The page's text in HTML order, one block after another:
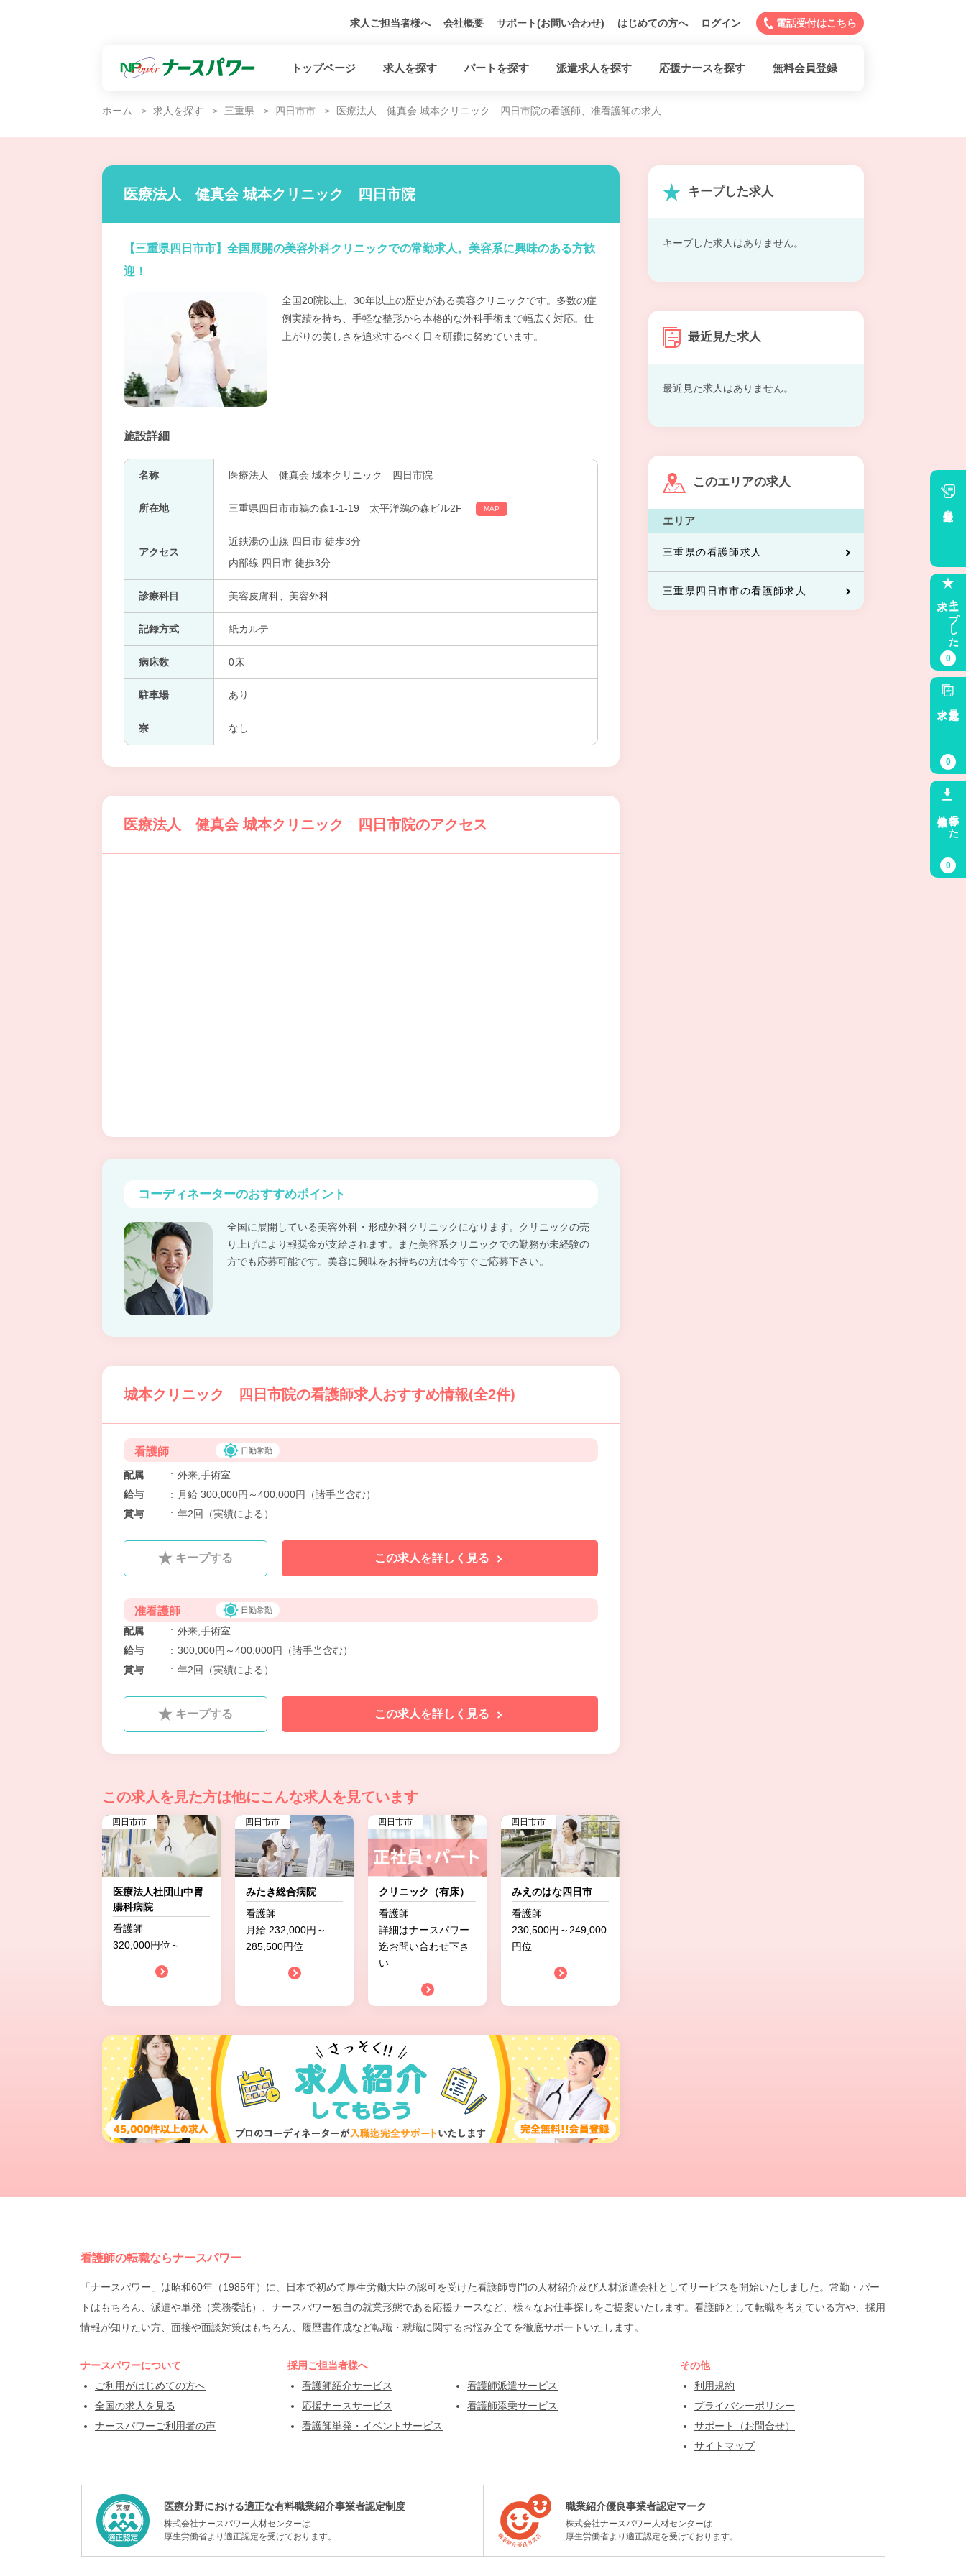
求人ご担当者様へ 会社概要 サポート(お問い合わせ) はじめての方へ ログイン 電話受付はこちら
トップページ 求人を探す パートを探す 派遣求人を探す 応援ナースを探す 無料会員登録
ホーム 求人を探す 三重県 四日市市 医療法人 健真会 城本クリニック 四日市院の看護師、准看護師の求人
医療法人 健真会 城本クリニック 四日市院
【三重県四日市市】全国展開の美容外科クリニックでの常勤求人。美容系に興味のある方歓
迎！
全国20院以上、30年以上の歴史がある美容クリニックです。多数の症
例実績を持ち、手軽な整形から本格的な外科手術まで幅広く対応。仕
上がりの美しさを追求するべく日々研鑽に努めています。
施設詳細
名称 医療法人 健真会 城本クリニック 四日市院
所在地 三重県四日市市鵜の森1-1-19 太平洋鵜の森ビル2F MAP
アクセス
近鉄湯の山線 四日市 徒歩3分
内部線 四日市 徒歩3分
診療科目 美容皮膚科、美容外科
記録方式 紙カルテ
病床数 0床
駐車場 あり
寮 なし
医療法人 健真会 城本クリニック 四日市院のアクセス
コーディネーターのおすすめポイント
全国に展開している美容外科・形成外科クリニックになります。クリニックの売
り上げにより報奨金が支給されます。また美容系クリニックでの勤務が未経験の
方でも応募可能です。美容に興味をお持ちの方は今すぐご応募下さい。
城本クリニック 四日市院の看護師求人おすすめ情報(全2件)
看護師 日勤常勤
配属 : 外来,手術室
給与
:
月給 300,000円～400,000円（諸手当含む）
賞与
: 年2回（実績による）
キープする この求人を詳しく見る
准看護師 日勤常勤
配属 : 外来,手術室
給与
: 300,000円～400,000円（諸手当含む）
賞与
: 年2回（実績による）
キープする この求人を詳しく見る
この求人を見た方は他にこんな求人を見ています
四日市市
医療法人社団山中胃
腸科病院
看護師
320,000円位～
四日市市
みたき総合病院
看護師
月給 232,000円～
285,500円位
四日市市
クリニック（有床）
看護師
詳細はナースパワー
迄お問い合わせ下さ
い
四日市市
みえのはな四日市
看護師
230,500円～249,000
円位
キープした求人
キープした求人はありません。
最近見た求人
最近見た求人はありません。
このエリアの求人
エリア
三重県の看護師求人
三重県四日市市の看護師求人
看護師の転職ならナースパワー
「ナースパワー」は昭和60年（1985年）に、日本で初めて厚生労働大臣の認可を受けた看護師専門の人材紹介及び人材派遣会社としてサービスを開始いたしました。常勤・パー
トはもちろん、派遣や単発（業務委託）、ナースパワー独自の就業形態である応援ナースなど、様々なお仕事探しをご提案いたします。看護師として転職を考えている方や、採用
情報が知りたい方、面接や面談対策はもちろん、履歴書作成など転職・就職に関するお悩み全てを徹底サポートいたします。
ナースパワーについて
ご利用がはじめての方へ
全国の求人を見る
ナースパワーご利用者の声
採用ご担当者様へ
看護師紹介サービス
応援ナースサービス
看護師単発・イベントサービス
看護師派遣サービス
看護師添乗サービス
その他
利用規約
プライバシーポリシー
サポート（お問合せ）
サイトマップ
医療分野における適正な有料職業紹介事業者認定制度
株式会社ナースパワー人材センターは
厚生労働省より適正認定を受けております。
職業紹介優良事業者認定マーク
株式会社ナースパワー人材センターは
厚生労働省より適正認定を受けております。
キープした
0
最近見た
0
保存した
0